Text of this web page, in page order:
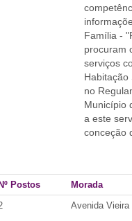
Família -
procuram
serviços
no
Município
a este
conceção
Nº Postos Morada
Avenida Vieira